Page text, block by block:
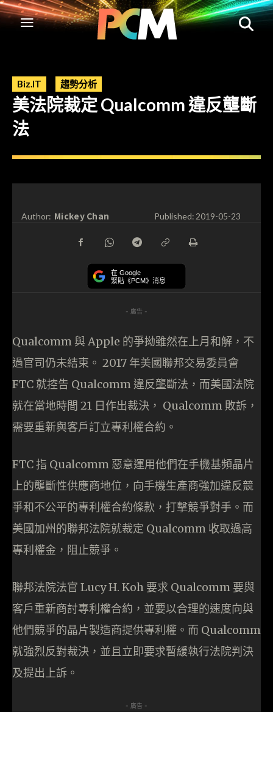
Biz.IT 趨勢分析
美法院裁定 Qualcomm 違反壟斷
法
Author: Mickey Chan Published:2019-05-23
在 Google
緊貼《PCM》消息
- 廣告 -
Qualcomm 與 Apple 的爭拗雖然在上月和解，不
過官司仍未結束。 2017 年美國聯邦交易委員會
FTC 就控告 Qualcomm 違反壟斷法，而美國法院
就在當地時間 21 日作出裁決， Qualcomm 敗訴，
需要重新與客戶訂立專利權合約。
FTC 指 Qualcomm 惡意運用他們在手機基頻晶片
上的壟斷性供應商地位，向手機生產商強加違反競
爭和不公平的專利權合約條款，打擊競爭對手。而
美國加州的聯邦法院就裁定 Qualcomm 收取過高
專利權金，阻止競爭。
聯邦法院法官 Lucy H. Koh 要求 Qualcomm 要與
客戶重新商討專利權合約，並要以合理的速度向與
他們競爭的晶片製造商提供專利權。而 Qualcomm
就強烈反對裁決，並且立即要求暫緩執行法院判決
及提出上訴。
- 廣告 -